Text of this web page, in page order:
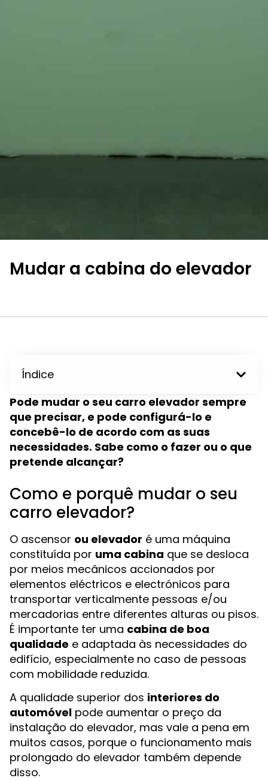
Mudar a cabina do elevador
Índice
Pode mudar o seu carro elevador sempre
que precisar, e pode configurá-lo e
concebê-lo de acordo com as suas
necessidades. Sabe como o fazer ou o que
pretende alcançar?
Como e porquê mudar o seu
carro elevador?
O ascensor ou elevador é uma máquina
constituída por uma cabina que se desloca
por meios mecânicos accionados por
elementos eléctricos e electrónicos para
transportar verticalmente pessoas e/ou
mercadorias entre diferentes alturas ou pisos.
É importante ter uma cabina de boa
qualidade e adaptada às necessidades do
edifício, especialmente no caso de pessoas
com mobilidade reduzida.
A qualidade superior dos interiores do
automóvel pode aumentar o preço da
instalação do elevador, mas vale a pena em
muitos casos, porque o funcionamento mais
prolongado do elevador também depende
disso.